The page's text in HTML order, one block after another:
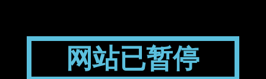
网站已暂停